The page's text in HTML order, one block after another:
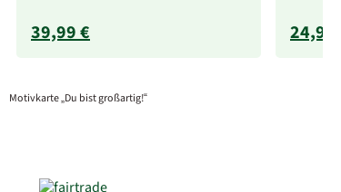
39,99 € 24,99 €
Motivkarte „Du bist großartig!“